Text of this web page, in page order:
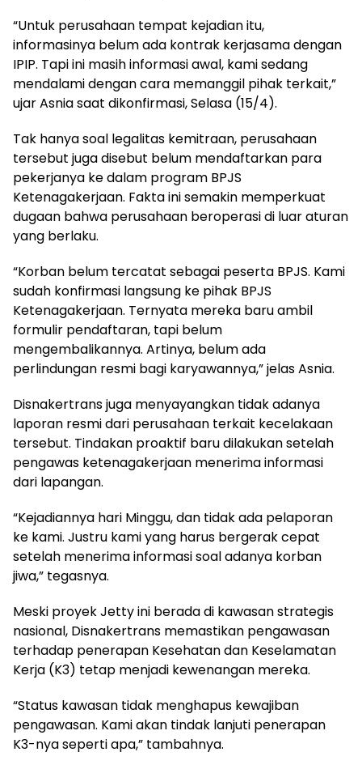
“Untuk perusahaan tempat kejadian itu,
informasinya belum ada kontrak kerjasama dengan
IPIP. Tapi ini masih informasi awal, kami sedang
mendalami dengan cara memanggil pihak terkait,”
ujar Asnia saat dikonfirmasi, Selasa (15/4).
Tak hanya soal legalitas kemitraan, perusahaan
tersebut juga disebut belum mendaftarkan para
pekerjanya ke dalam program BPJS
Ketenagakerjaan. Fakta ini semakin memperkuat
dugaan bahwa perusahaan beroperasi di luar aturan
yang berlaku.
“Korban belum tercatat sebagai peserta BPJS. Kami
sudah konfirmasi langsung ke pihak BPJS
Ketenagakerjaan. Ternyata mereka baru ambil
formulir pendaftaran, tapi belum
mengembalikannya. Artinya, belum ada
perlindungan resmi bagi karyawannya,” jelas Asnia.
Disnakertrans juga menyayangkan tidak adanya
laporan resmi dari perusahaan terkait kecelakaan
tersebut. Tindakan proaktif baru dilakukan setelah
pengawas ketenagakerjaan menerima informasi
dari lapangan.
“Kejadiannya hari Minggu, dan tidak ada pelaporan
ke kami. Justru kami yang harus bergerak cepat
setelah menerima informasi soal adanya korban
jiwa,” tegasnya.
Meski proyek Jetty ini berada di kawasan strategis
nasional, Disnakertrans memastikan pengawasan
terhadap penerapan Kesehatan dan Keselamatan
Kerja (K3) tetap menjadi kewenangan mereka.
“Status kawasan tidak menghapus kewajiban
pengawasan. Kami akan tindak lanjuti penerapan
K3-nya seperti apa,” tambahnya.